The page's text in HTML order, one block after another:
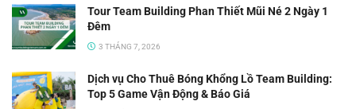
Tour Team Building Phan Thiết Mũi Né 2 Ngày 1
Đêm
3 THÁNG 7, 2026
Dịch vụ Cho Thuê Bóng Khổng Lồ Team Building:
Top 5 Game Vận Động & Báo Giá